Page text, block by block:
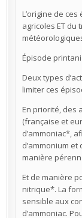
L’origine de
agricoles ET
Épisode
Deux types
limiter ces
En priorité, des
(française et
d’ammoniac*,
d’ammonium et
manière
Et de manière
nitrique*. La
sensible aux
d’ammoniac.